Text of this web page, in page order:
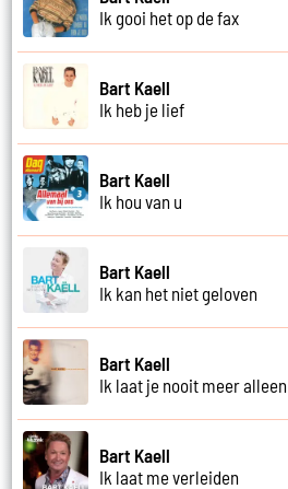
Ik gooi het op de fax
Bart Kaell
Ik heb je lief
Bart Kaell
Ik hou van u
Bart Kaell
Ik kan het niet geloven
Bart Kaell
Ik laat je nooit meer alleen
Bart Kaell
Ik laat me verleiden